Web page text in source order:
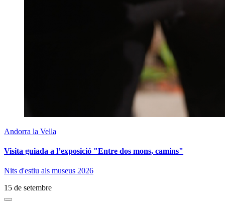
Andorra la Vella
Visita guiada a l’exposició "Entre dos mons, camins"
Nits d'estiu als museus 2026
15 de setembre